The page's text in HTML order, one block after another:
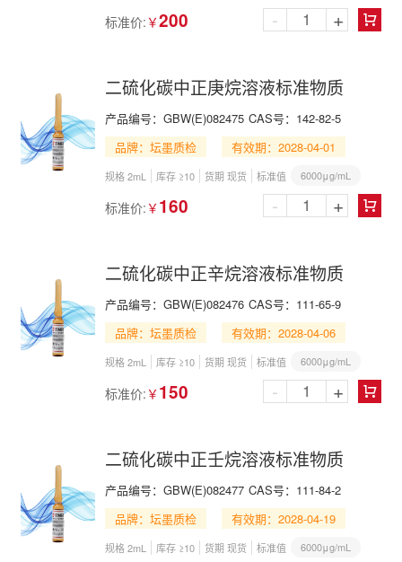
标准价: ￥200 
- +
二硫化碳中正庚烷溶液标准物质
产品编号： GBW(E)082475 CAS号： 142-82-5
品牌：坛墨质检
有效期：2028-04-01
规格 2mL 库存 ≥10 货期 现货 标准值 6000μg/mL
标准价: ￥ 160 
- +
二硫化碳中正辛烷溶液标准物质
产品编号： GBW(E)082476 CAS号： 111-65-9
品牌：坛墨质检
有效期：2028-04-06
规格 2mL 库存 ≥10 货期 现货 标准值 6000μg/mL
标准价: ￥ 150 
- +
二硫化碳中正壬烷溶液标准物质
产品编号： GBW(E)082477 CAS号： 111-84-2
品牌：坛墨质检
有效期：2028-04-19
规格 2mL 库存 ≥10 货期 现货 标准值 6000μg/mL